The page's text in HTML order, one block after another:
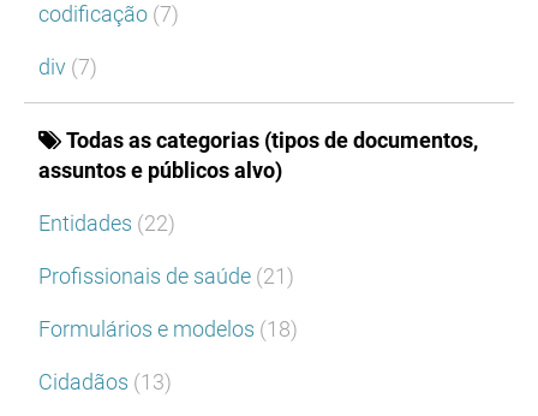
codificação (7)
div (7)
Todas as categorias (tipos de documentos,
assuntos e públicos alvo)
Entidades (22)
Profissionais de saúde (21)
Formulários e modelos (18)
Cidadãos (13)